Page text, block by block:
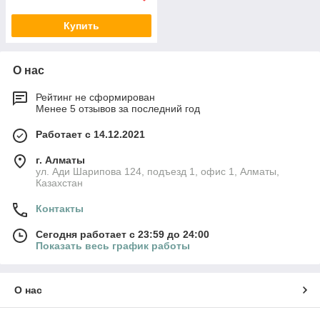
Купить
О нас
Рейтинг не сформирован
Менее 5 отзывов за последний год
Работает с 14.12.2021
г. Алматы
ул. Ади Шарипова 124, подъезд 1, офис 1, Алматы,
Казахстан
Контакты
Сегодня работает с 23:59 до 24:00
Показать весь график работы
О нас